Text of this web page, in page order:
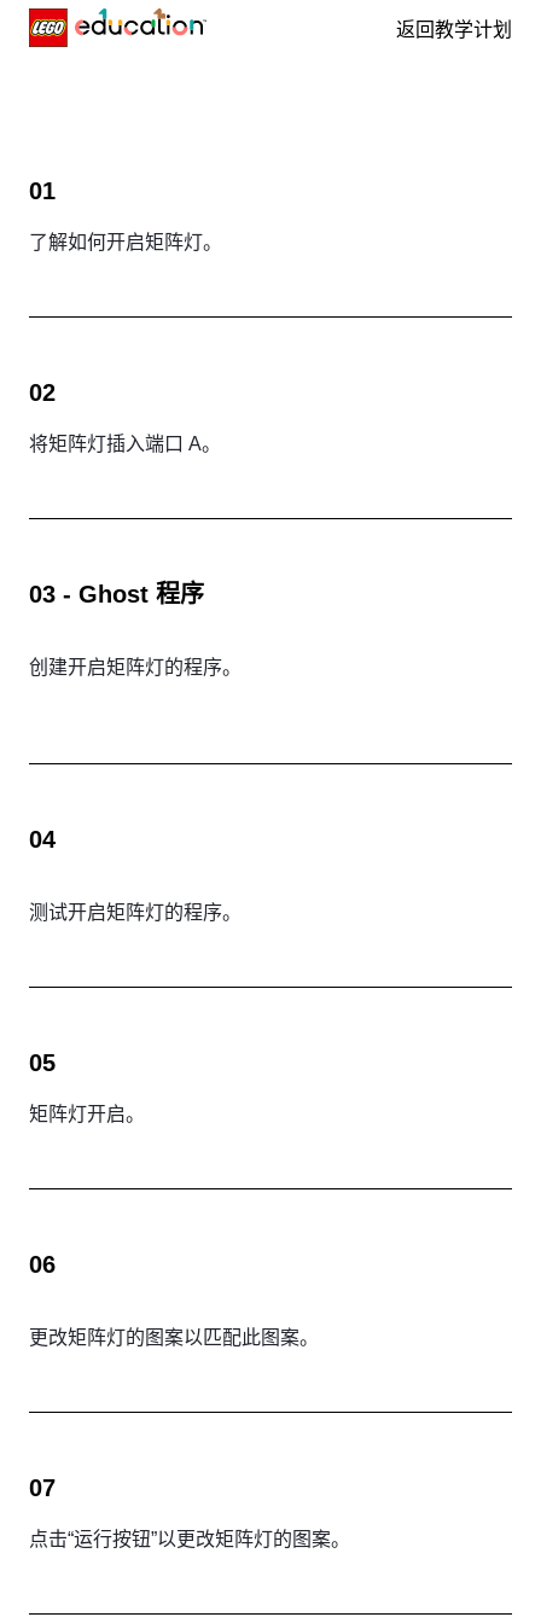
Skip navigation 返回教学计划
01
了解如何开启矩阵灯。
02
将矩阵灯插入端口 A。
03 - Ghost 程序
创建开启矩阵灯的程序。
04
测试开启矩阵灯的程序。
05
矩阵灯开启。
06
更改矩阵灯的图案以匹配此图案。
07
点击“运行按钮”以更改矩阵灯的图案。